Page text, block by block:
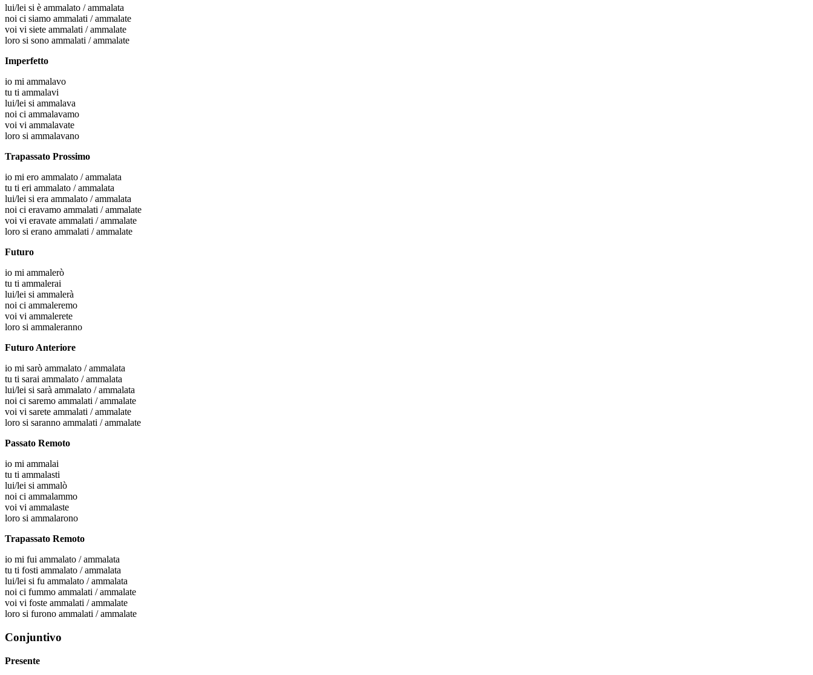
lui/lei si è ammalato / ammalata
noi ci siamo ammalati / ammalate
voi vi siete ammalati / ammalate
loro si sono ammalati / ammalate
Imperfetto
io mi ammalavo
tu ti ammalavi
lui/lei si ammalava
noi ci ammalavamo
voi vi ammalavate
loro si ammalavano
Trapassato Prossimo
io mi ero ammalato / ammalata
tu ti eri ammalato / ammalata
lui/lei si era ammalato / ammalata
noi ci eravamo ammalati / ammalate
voi vi eravate ammalati / ammalate
loro si erano ammalati / ammalate
Futuro
io mi ammalerò
tu ti ammalerai
lui/lei si ammalerà
noi ci ammaleremo
voi vi ammalerete
loro si ammaleranno
Futuro Anteriore
io mi sarò ammalato / ammalata
tu ti sarai ammalato / ammalata
lui/lei si sarà ammalato / ammalata
noi ci saremo ammalati / ammalate
voi vi sarete ammalati / ammalate
loro si saranno ammalati / ammalate
Passato Remoto
io mi ammalai
tu ti ammalasti
lui/lei si ammalò
noi ci ammalammo
voi vi ammalaste
loro si ammalarono
Trapassato Remoto
io mi fui ammalato / ammalata
tu ti fosti ammalato / ammalata
lui/lei si fu ammalato / ammalata
noi ci fummo ammalati / ammalate
voi vi foste ammalati / ammalate
loro si furono ammalati / ammalate
Conjuntivo
Presente